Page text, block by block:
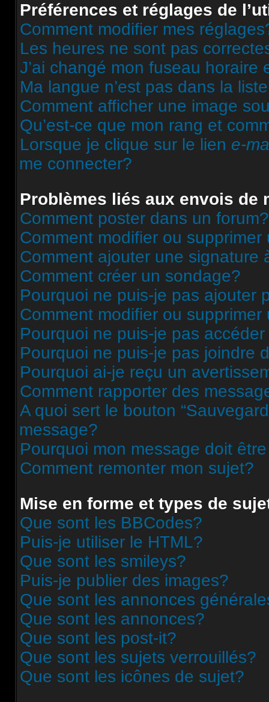
Préférences et réglages de
Comment modifier mes
Les heures ne sont pas
J’ai changé mon fuseau horaire
Ma langue n’est pas dans la
Comment afficher une image
Qu’est-ce que mon rang et
Lorsque je clique sur le lien e-
me connecter?
Problèmes liés aux envois de
Comment poster dans un forum?
Comment modifier ou supprimer
Comment ajouter une signature
Comment créer un sondage?
Pourquoi ne puis-je pas ajouter
Comment modifier ou supprimer
Pourquoi ne puis-je pas
Pourquoi ne puis-je pas joindre
Pourquoi ai-je reçu un
Comment rapporter des
A quoi sert le bouton
message?
Pourquoi mon message doit
Comment remonter mon sujet?
Mise en forme et types de
Que sont les BBCodes?
Puis-je utiliser le HTML?
Que sont les smileys?
Puis-je publier des images?
Que sont les annonces
Que sont les annonces?
Que sont les post-it?
Que sont les sujets verrouillés?
Que sont les icônes de sujet?